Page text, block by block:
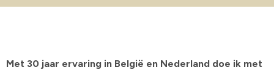
Met 30 jaar ervaring in België en Nederland doe ik met